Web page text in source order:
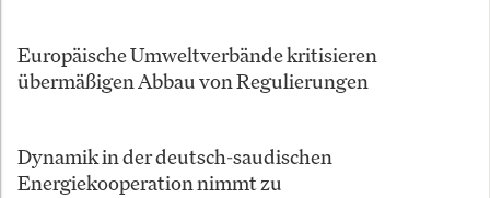
Europäische Umweltverbände kritisieren
übermäßigen Abbau von Regulierungen
Dynamik in der deutsch-saudischen
Energiekooperation nimmt zu